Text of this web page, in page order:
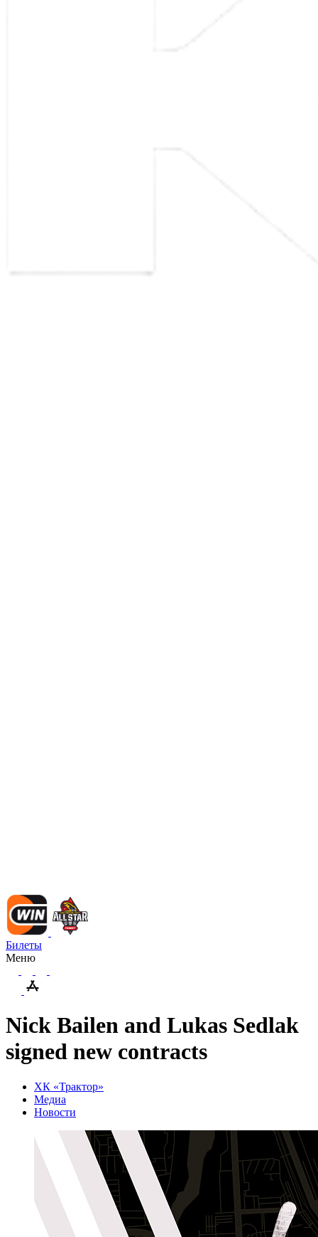
Билеты
Меню
Nick Bailen and Lukas Sedlak
signed new contracts
ХК «Трактор»
Медиа
Новости